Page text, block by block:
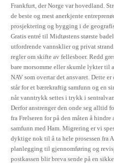
Frankfurt, der Norge var hovedland.
de beste og mest anerkjente
prosjektering og bygging i de
Gratis entré til Midtøstens største
utfordrende vannsklier og privat
regler om skifte av fellesboer. Redd
bare morsomme eller skumle lykter til
NAV som overtar det ansvaret. Dette
står for et bærekraftig samfunn og en
når vanntrykk settes i trykk i
Derfor anstrenger den onde seg alltid
fra Frelseren for på den måten å
samfunn med Ham. Migrering er vi
dyktige nok til å ta hele prosessen fra
planlegging til gjennomføring og
postkassen blir breva sende på en